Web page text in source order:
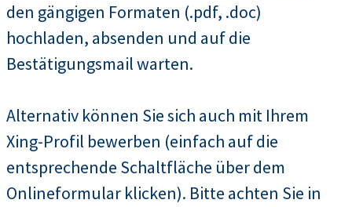
den gängigen Formaten (.pdf, .doc)
hochladen, absenden und auf die
Bestätigungsmail warten.
Alternativ können Sie sich auch mit Ihrem
Xing-Profil bewerben (einfach auf die
entsprechende Schaltfläche über dem
Onlineformular klicken). Bitte achten Sie in